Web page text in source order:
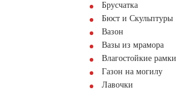
Брусчатка
Бюст и Скульптуры
Вазон
Вазы из мрамора
Влагостойкие рамки
Газон на могилу
Лавочки